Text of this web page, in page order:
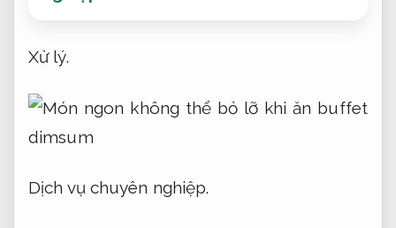
Xử lý.
Dịch vụ chuyên nghiệp.